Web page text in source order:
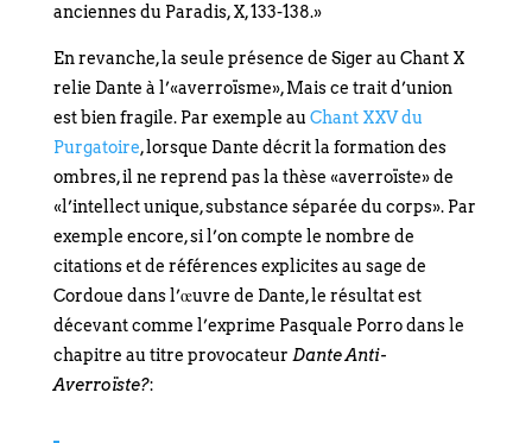
anciennes du Paradis, X, 133-138.»
En revanche, la seule présence de Siger au Chant X
relie Dante à l’«averroïsme», Mais ce trait d’union
est bien fragile. Par exemple au Chant XXV du
Purgatoire, lorsque Dante décrit la formation des
ombres, il ne reprend pas la thèse «averroïste» de
«l’intellect unique, substance séparée du corps». Par
exemple encore, si l’on compte le nombre de
citations et de références explicites au sage de
Cordoue dans l’œuvre de Dante, le résultat est
décevant comme l’exprime Pasquale Porro dans le
chapitre au titre provocateur Dante Anti-
Averroïste?: